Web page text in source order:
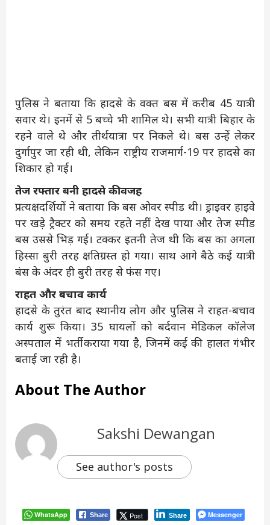
पुलिस ने बताया कि हादसे के वक्त बस में करीब 45 यात्री
सवार थे। इनमें से 5 बच्चे भी शामिल थे। सभी यात्री बिहार के
रहने वाले थे और तीर्थयात्रा पर निकले थे। बस उन्हें लेकर
दुर्गापुर जा रही थी, लेकिन राष्ट्रीय राजमार्ग-19 पर हादसे का
शिकार हो गई।
तेज रफ्तार बनी हादसे की वजह
प्रत्यक्षदर्शियों ने बताया कि बस ओवर स्पीड थी। ड्राइवर हाइवे
पर खड़े ट्रैक्टर को समय रहते नहीं देख पाया और तेज स्पीड
बस उससे भिड़ गई। टक्कर इतनी तेज थी कि बस का अगला
हिस्सा बुरी तरह क्षतिग्रस्त हो गया। साथ आगे बैठे कई यात्री
बंस के अंदर ही बुरी तरह से फंस गए।
राहत और बचाव कार्य
हादसे के तुरंत बाद स्थानीय लोग और पुलिस ने राहत-बचाव
कार्य शुरू किया। 35 घायलों को बर्दवान मेडिकल कॉलेज
अस्पताल में भर्ती कराया गया है, जिनमें कई की हालत गंभीर
बताई जा रही है।
About The Author
Sakshi Dewangan
See author's posts
WhatsApp Share Post Share Messenger